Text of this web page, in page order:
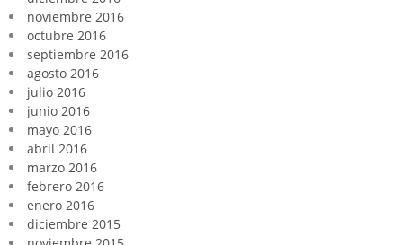
noviembre 2016
octubre 2016
septiembre 2016
agosto 2016
julio 2016
junio 2016
mayo 2016
abril 2016
marzo 2016
febrero 2016
enero 2016
diciembre 2015